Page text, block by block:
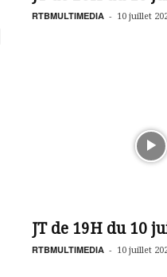
RTBMULTIMEDIA - 10 juillet
JT de 19H du 10
RTBMULTIMEDIA - 10 juillet